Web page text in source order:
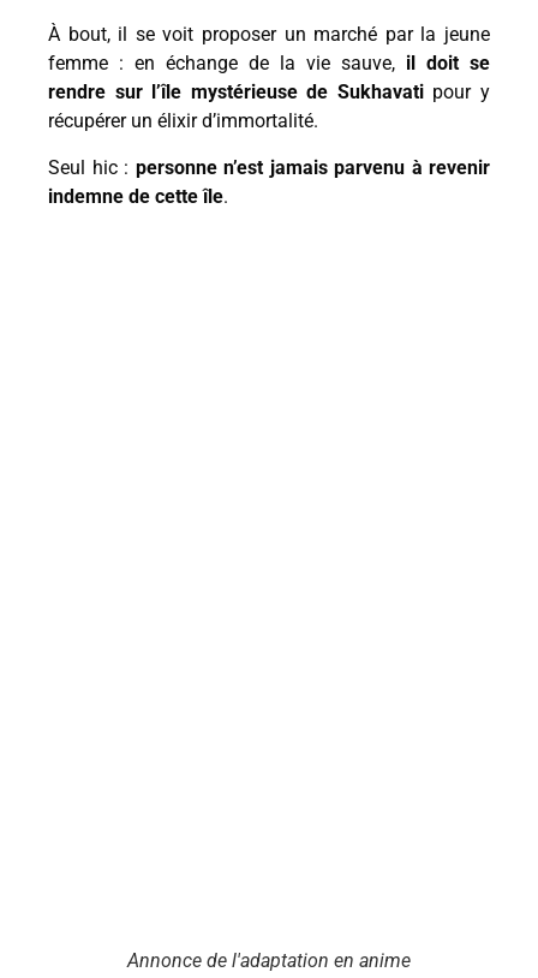
À bout, il se voit proposer un marché par la jeune
femme : en échange de la vie sauve, il doit se
rendre sur l’île mystérieuse de Sukhavati pour y
récupérer un élixir d’immortalité.
Seul hic : personne n’est jamais parvenu à revenir
indemne de cette île.
Annonce de l'adaptation en anime